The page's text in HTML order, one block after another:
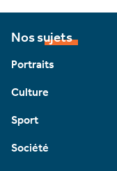
Nos sujets
Portraits
Culture
Sport
Société